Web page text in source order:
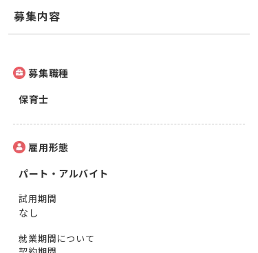
募集内容
募集職種
保育士
雇用形態
パート・アルバイト
試用期間
なし
就業期間について